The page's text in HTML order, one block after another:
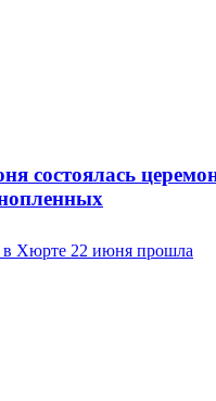
состоялась